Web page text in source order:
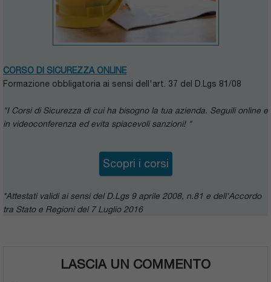
CORSO DI SICUREZZA ONLINE
Formazione obbligatoria ai sensi dell'art. 37 del D.Lgs 81/08
"I Corsi di Sicurezza di cui ha bisogno la tua azienda. Seguili online e
in videoconferenza ed evita spiacevoli sanzioni! "
Scopri i corsi
*Attestati validi ai sensi del D.Lgs 9 aprile 2008, n.81 e dell'Accordo
tra Stato e Regioni del 7 Luglio 2016
LASCIA UN COMMENTO